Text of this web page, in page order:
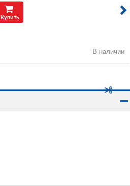
Купить
В наличии